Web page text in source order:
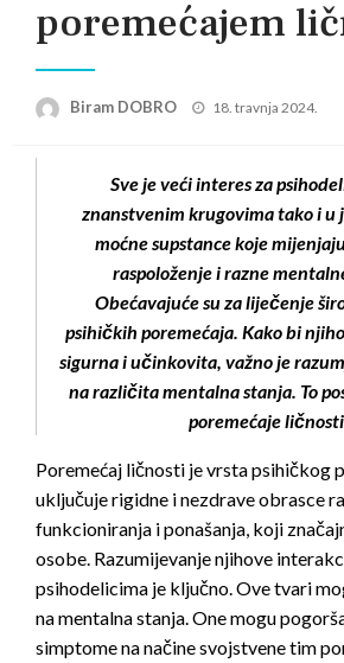
poremećajem
Biram DOBRO
Posted
18. travnja 2024.
Sve je veći interes za
znanstvenim krugovima tako i u
moćne supstance koje
raspoloženje i razne
Obećavajuće su za liječenje
psihičkih poremećaja. Kako bi
sigurna i učinkovita, važno je
na različita mentalna stanja. To
poremećaje ličnosti
Poremećaj ličnosti je vrsta psihičkog
uključuje rigidne i nezdrave obrasce
funkcioniranja i ponašanja, koji
osobe. Razumijevanje njihove
psihodelicima je ključno. Ove tvari
na mentalna stanja. One mogu
simptome na načine svojstvene tim